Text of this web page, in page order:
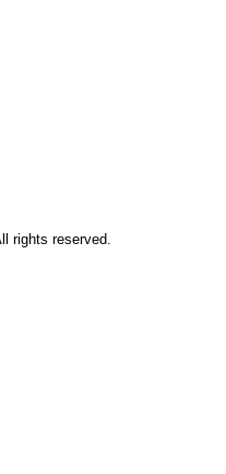
rights reserved.